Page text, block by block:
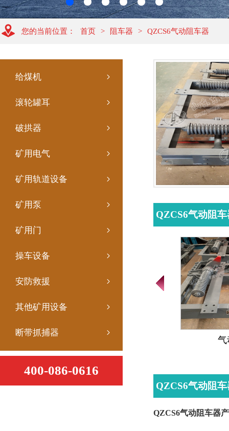
您的当前位置： 首页 > 阻车器 > QZCS6气动阻车器
给煤机
滚轮罐耳
破拱器
矿用电气
矿用轨道设备
矿用泵
矿用门
操车设备
安防救援
其他矿用设备
断带抓捕器
400-086-0616
QZCS6气动阻
气
QZCS6气动阻
QZCS6气动阻车器